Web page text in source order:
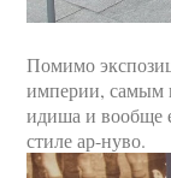
Помимо
империи, самым
идиша и вообще
стиле ар-нуво.